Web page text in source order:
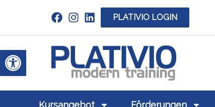
Werkzeugleiste öffnen
Link zu https://
PLATIVIO LOGIN
Link zu
Kursangebot Förderungen